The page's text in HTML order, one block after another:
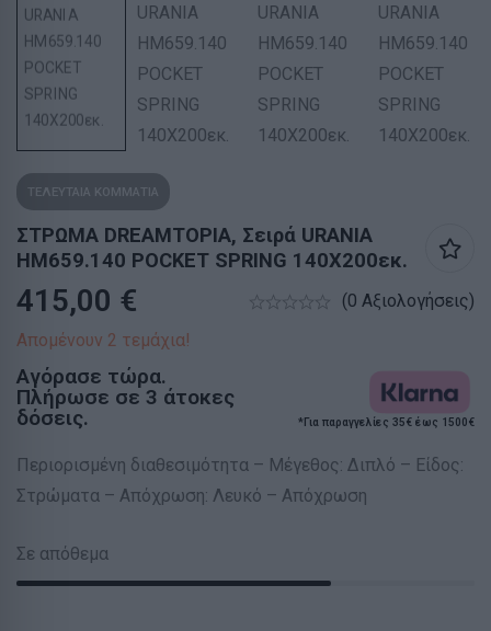
ΤΕΛΕΥΤΑΙΑ ΚΟΜΜΑΤΙΑ
ΣΤΡΩΜΑ DREAMTOPIA, Σειρά URANIA
HM659.140 POCKET SPRING 140X200εκ.
415,00 €
(0 Αξιολογήσεις)
Απομένουν 2 τεμάχια!
Αγόρασε τώρα.
Πλήρωσε σε 3 άτοκες
δόσεις.
*Για παραγγελίες 35€ έως 1500€
Περιορισμένη διαθεσιμότητα – Μέγεθος: Διπλό – Είδος:
Στρώματα – Απόχρωση: Λευκό – Απόχρωση
Σε απόθεμα